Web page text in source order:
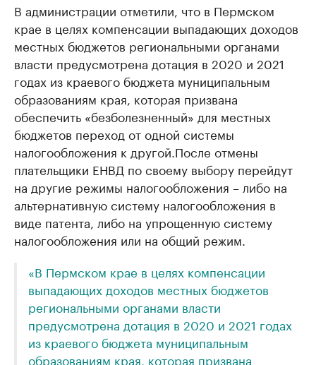
В администрации отметили, что в Пермском
крае в целях компенсации выпадающих доходов
местных бюджетов региональными органами
власти предусмотрена дотация в 2020 и 2021
годах из краевого бюджета муниципальным
образованиям края, которая призвана
обеспечить «безболезненный» для местных
бюджетов переход от одной системы
налогообложения к другой.После отмены
плательщики ЕНВД по своему выбору перейдут
на другие режимы налогообложения – либо на
альтернативную систему налогообложения в
виде патента, либо на упрощенную систему
налогообложения или на общий режим.
«В Пермском крае в целях компенсации
выпадающих доходов местных бюджетов
региональными органами власти
предусмотрена дотация в 2020 и 2021 годах
из краевого бюджета муниципальным
образованиям края, которая призвана